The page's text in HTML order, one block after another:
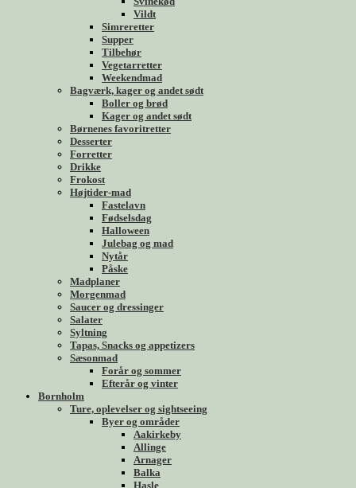
Vildt
Simreretter
Supper
Tilbehør
Vegetarretter
Weekendmad
Bagværk, kager og andet sødt
Boller og brød
Kager og andet sødt
Børnenes favoritretter
Desserter
Forretter
Drikke
Frokost
Højtider-mad
Fastelavn
Fødselsdag
Halloween
Julebag og mad
Nytår
Påske
Madplaner
Morgenmad
Saucer og dressinger
Salater
Syltning
Tapas, Snacks og appetizers
Sæsonmad
Forår og sommer
Efterår og vinter
Bornholm
Ture, oplevelser og sightseeing
Byer og områder
Aakirkeby
Allinge
Arnager
Balka
Hasle